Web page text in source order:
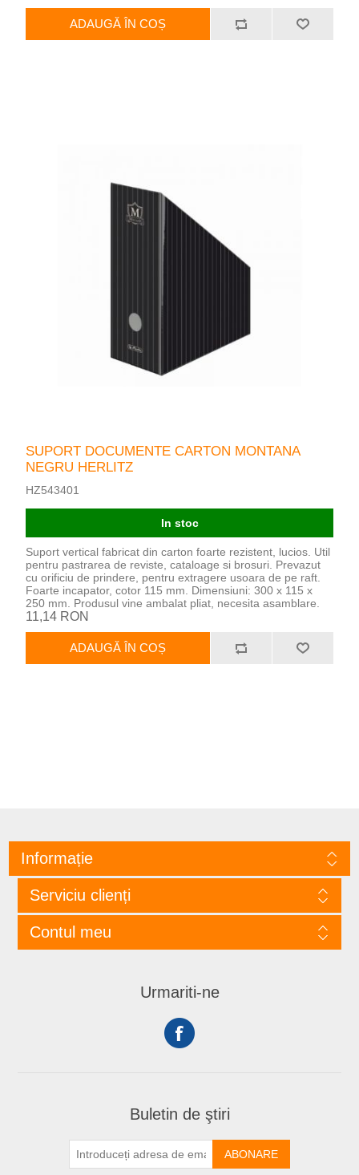
ADAUGĂ ÎN COȘ
SUPORT DOCUMENTE CARTON MONTANA
NEGRU HERLITZ
HZ543401
In stoc
Suport vertical fabricat din carton foarte rezistent, lucios. Util
pentru pastrarea de reviste, cataloage si brosuri. Prevazut
cu orificiu de prindere, pentru extragere usoara de pe raft.
Foarte incapator, cotor 115 mm. Dimensiuni: 300 x 115 x
250 mm. Produsul vine ambalat pliat, necesita asamblare.
11,14 RON
ADAUGĂ ÎN COȘ
Informație
Serviciu clienți
Contul meu
Urmariti-ne
Buletin de ştiri
ABONARE